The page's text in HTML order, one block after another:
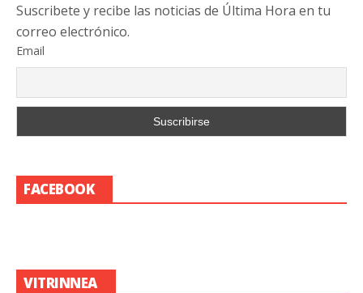
Suscribete y recibe las noticias de Última Hora en tu
correo electrónico.
Email
FACEBOOK
VITRINNEA